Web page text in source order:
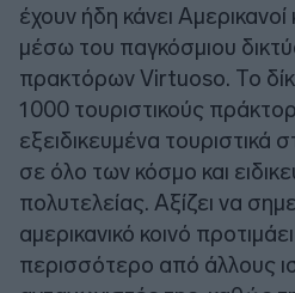
έχουν ήδη κάνει
μέσω του παγκόσμιου
πρακτόρων Virtuoso. Το
1000 τουριστικούς
εξειδικευμένα τουριστικά
σε όλο των κόσμο και
πολυτελείας. Αξίζει να
αμερικανικό κοινό
περισσότερο από άλλους